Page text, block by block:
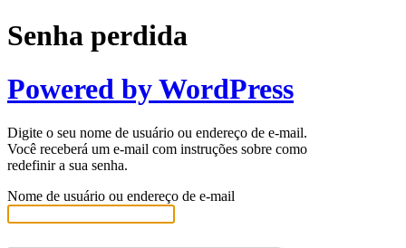
Senha perdida
Powered by WordPress
Digite o seu nome de usuário ou endereço de e-mail.
Você receberá um e-mail com instruções sobre como
redefinir a sua senha.
Nome de usuário ou endereço de e-mail